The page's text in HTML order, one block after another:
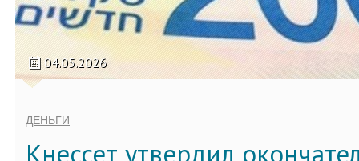
04.05.2026
ДЕНЬГИ
Кнессет утвердил